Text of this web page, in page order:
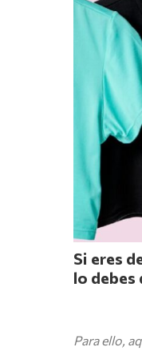
Si eres
lo debes
Para ello,